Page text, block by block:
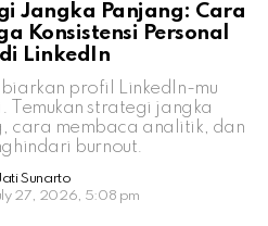
Jangka Panjang: Cara
Konsistensi Personal
LinkedIn
profil LinkedIn-mu
Temukan strategi jangka
cara membaca analitik, dan
burnout.
Sunarto
27, 2026, 5:08 pm